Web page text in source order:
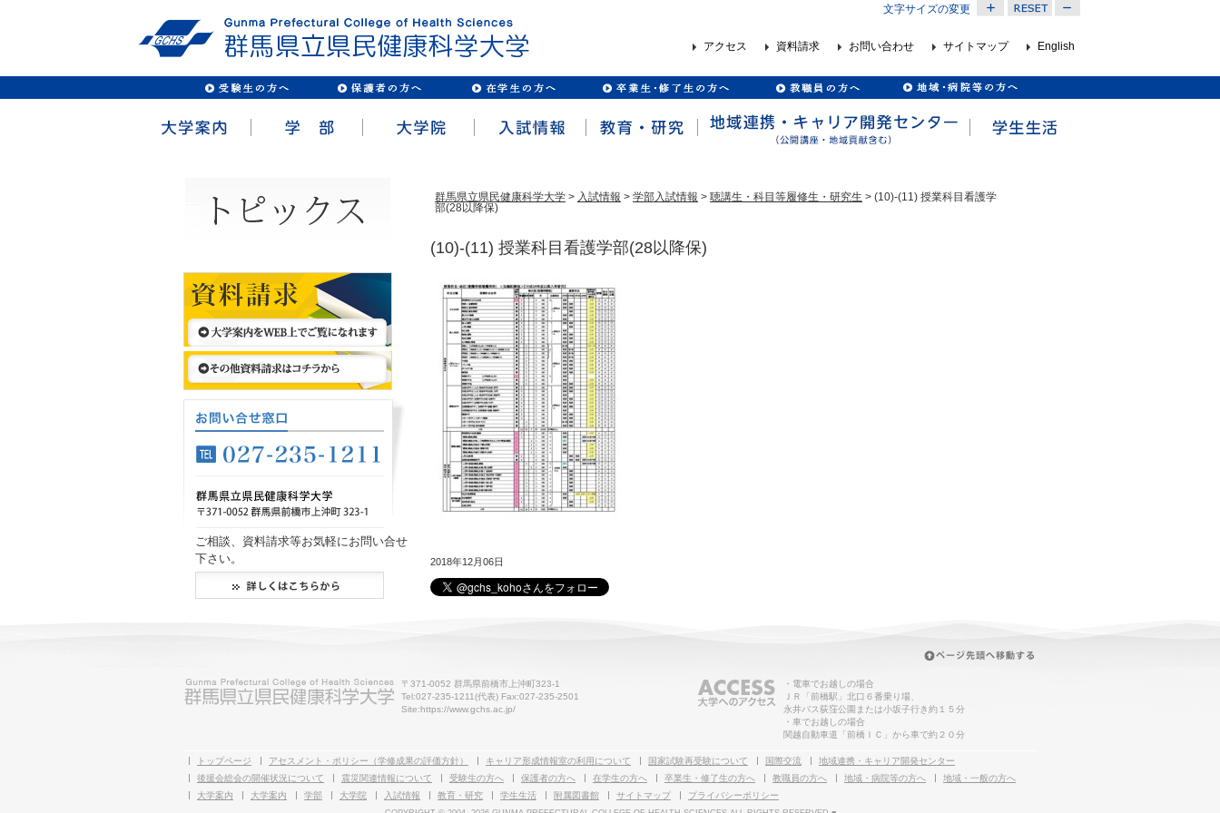
文字サイズの変更
アクセス 資料請求 お問い合わせ サイトマップ English
群馬県立県民健康科学大学 > 入試情報 > 学部入試情報 > 聴講生・科目等履修生・研究生 > (10)-(11) 授業科目看護学
部(28以降保)
(10)-(11) 授業科目看護学部(28以降保)
2018年12月06日
ご相談、資料請求等お気軽にお問い合せ
下さい。
〒371-0052 群馬県前橋市上沖町323-1
Tel:027-235-1211(代表) Fax:027-235-2501
Site:https://www.gchs.ac.jp/
・電車でお越しの場合
ＪＲ「前橋駅」北口６番乗り場、
永井バス荻窪公園または小坂子行き約１５分
・車でお越しの場合
関越自動車道「前橋ＩＣ」から車で約２０分
トップページ アセスメント・ポリシー（学修成果の評価方針） キャリア形成情報室の利用について 国家試験再受験について 国際交流
地域連携・キャリア開発センター
後援会総会の開催状況について
震災関連情報について 受験生の方へ 保護者の方へ 在学生の方へ 卒業生・修了生の方へ 教職員の方へ 地域・病院等の方へ
地域・一般の方へ
大学案内
大学案内 学部 大学院 入試情報 教育・研究 学生生活 附属図書館 サイトマップ プライバシーポリシー